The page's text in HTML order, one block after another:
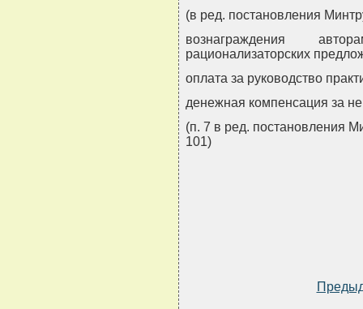
(в ред. постановления
вознаграждения
рационализаторских
оплата за руководство
денежная компенсация за
(п. 7 в ред. постановления
101)